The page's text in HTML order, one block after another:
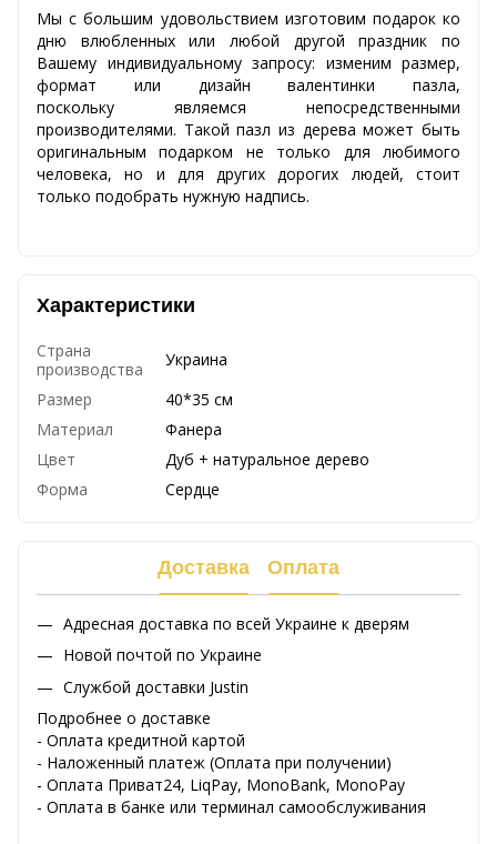
Мы с большим удовольствием изготовим подарок ко
дню влюбленных или любой другой праздник по
Вашему индивидуальному запросу: изменим размер,
формат или дизайн валентинки пазла,
поскольку являемся непосредственными
производителями. Такой пазл из дерева может быть
оригинальным подарком не только для любимого
человека, но и для других дорогих людей, стоит
только подобрать нужную надпись.
Характеристики
Страна
производства
Украина
Размер
40*35 см
Материал
Фанера
Цвет
Дуб + натуральное дерево
Форма
Сердце
Доставка Оплата
Адресная доставка по всей Украине к дверям
Новой почтой по Украине
Службой доставки Justin
Подробнее о доставке
- Оплата кредитной картой
- Наложенный платеж (Оплата при получении)
- Оплата Приват24, LiqPay, MonoBank, MonoPay
- Оплата в банке или терминал самообслуживания